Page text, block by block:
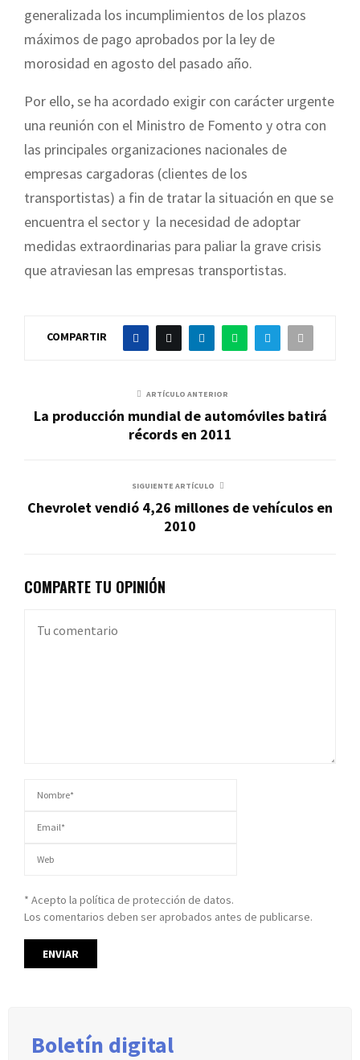
generalizada los incumplimientos de los plazos
máximos de pago aprobados por la ley de
morosidad en agosto del pasado año.
Por ello, se ha acordado exigir con carácter urgente
una reunión con el Ministro de Fomento y otra con
las principales organizaciones nacionales de
empresas cargadoras (clientes de los
transportistas) a fin de tratar la situación en que se
encuentra el sector y la necesidad de adoptar
medidas extraordinarias para paliar la grave crisis
que atraviesan las empresas transportistas.
COMPARTIR
ARTÍCULO ANTERIOR
La producción mundial de automóviles batirá
récords en 2011
SIGUIENTE ARTÍCULO
Chevrolet vendió 4,26 millones de vehículos en
2010
COMPARTE TU OPINIÓN
* Acepto la política de protección de datos.
Los comentarios deben ser aprobados antes de publicarse.
Boletín digital